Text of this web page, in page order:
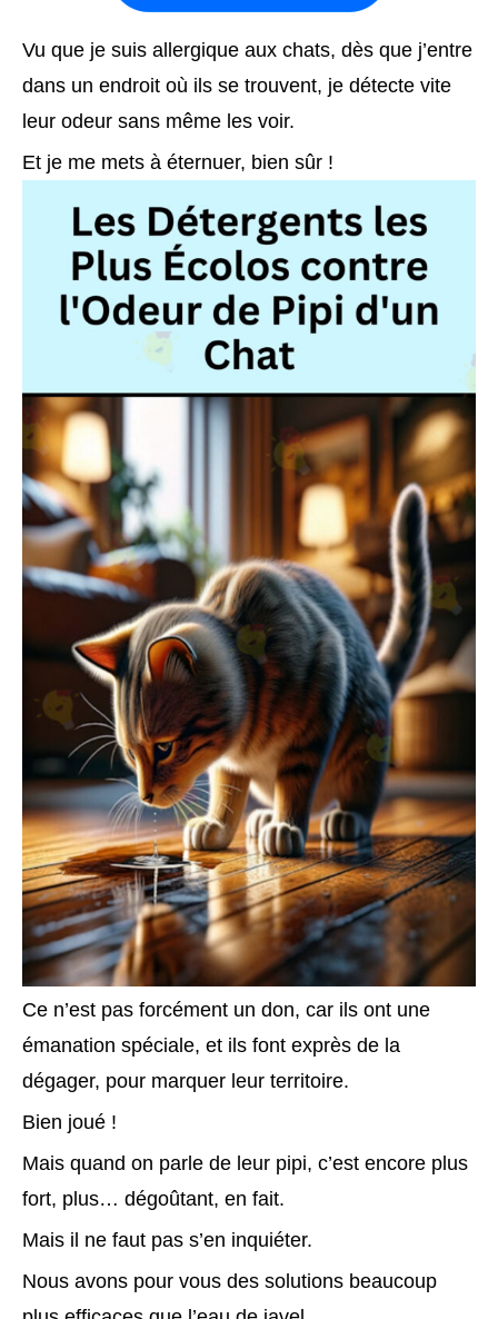
Vu que je suis allergique aux chats, dès que j’entre
dans un endroit où ils se trouvent, je détecte vite
leur odeur sans même les voir.
Et je me mets à éternuer, bien sûr !
Ce n’est pas forcément un don, car ils ont une
émanation spéciale, et ils font exprès de la
dégager, pour marquer leur territoire.
Bien joué !
Mais quand on parle de leur pipi, c’est encore plus
fort, plus… dégoûtant, en fait.
Mais il ne faut pas s’en inquiéter.
Nous avons pour vous des solutions beaucoup